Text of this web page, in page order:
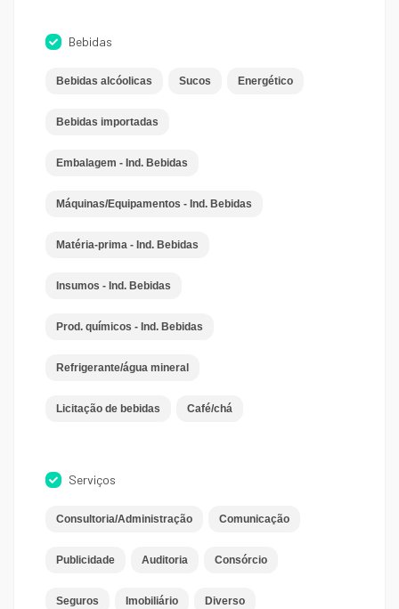
Bebidas
Bebidas alcóolicas Sucos Energético
Bebidas importadas
Embalagem - Ind. Bebidas
Máquinas/Equipamentos - Ind. Bebidas
Matéria-prima - Ind. Bebidas
Insumos - Ind. Bebidas
Prod. químicos - Ind. Bebidas
Refrigerante/água mineral
Licitação de bebidas Café/chá
Serviços
Consultoria/Administração Comunicação
Publicidade Auditoria Consórcio
Seguros Imobiliário Diverso